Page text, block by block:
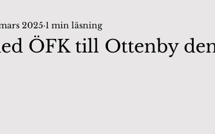
ÖFK till Ottenby
2025 1 min läsning
av 5 stjärnor.